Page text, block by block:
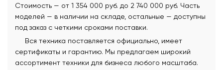
Стоимость — от 1 354 000 руб. до 2 740 000 руб. Часть
моделей — в наличии на складе, остальные — доступны
под заказ с четкими сроками поставки.
Вся техника поставляется официально, имеет
сертификаты и гарантию. Мы предлагаем широкий
ассортимент техники для бизнеса любого масштаба.